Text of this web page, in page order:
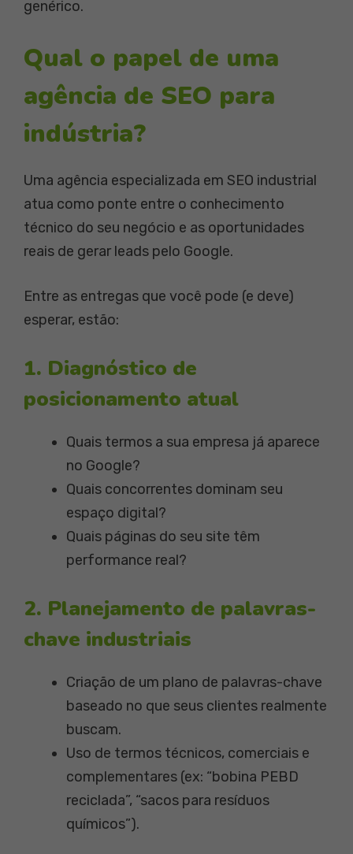
genérico.
Qual o papel de uma
agência de SEO para
indústria?
Uma agência especializada em SEO industrial
atua como ponte entre o conhecimento
técnico do seu negócio e as oportunidades
reais de gerar leads pelo Google.
Entre as entregas que você pode (e deve)
esperar, estão:
1. Diagnóstico de
posicionamento atual
Quais termos a sua empresa já aparece
no Google?
Quais concorrentes dominam seu
espaço digital?
Quais páginas do seu site têm
performance real?
2. Planejamento de palavras-
chave industriais
Criação de um plano de palavras-chave
baseado no que seus clientes realmente
buscam.
Uso de termos técnicos, comerciais e
complementares (ex: “bobina PEBD
reciclada”, “sacos para resíduos
químicos”).